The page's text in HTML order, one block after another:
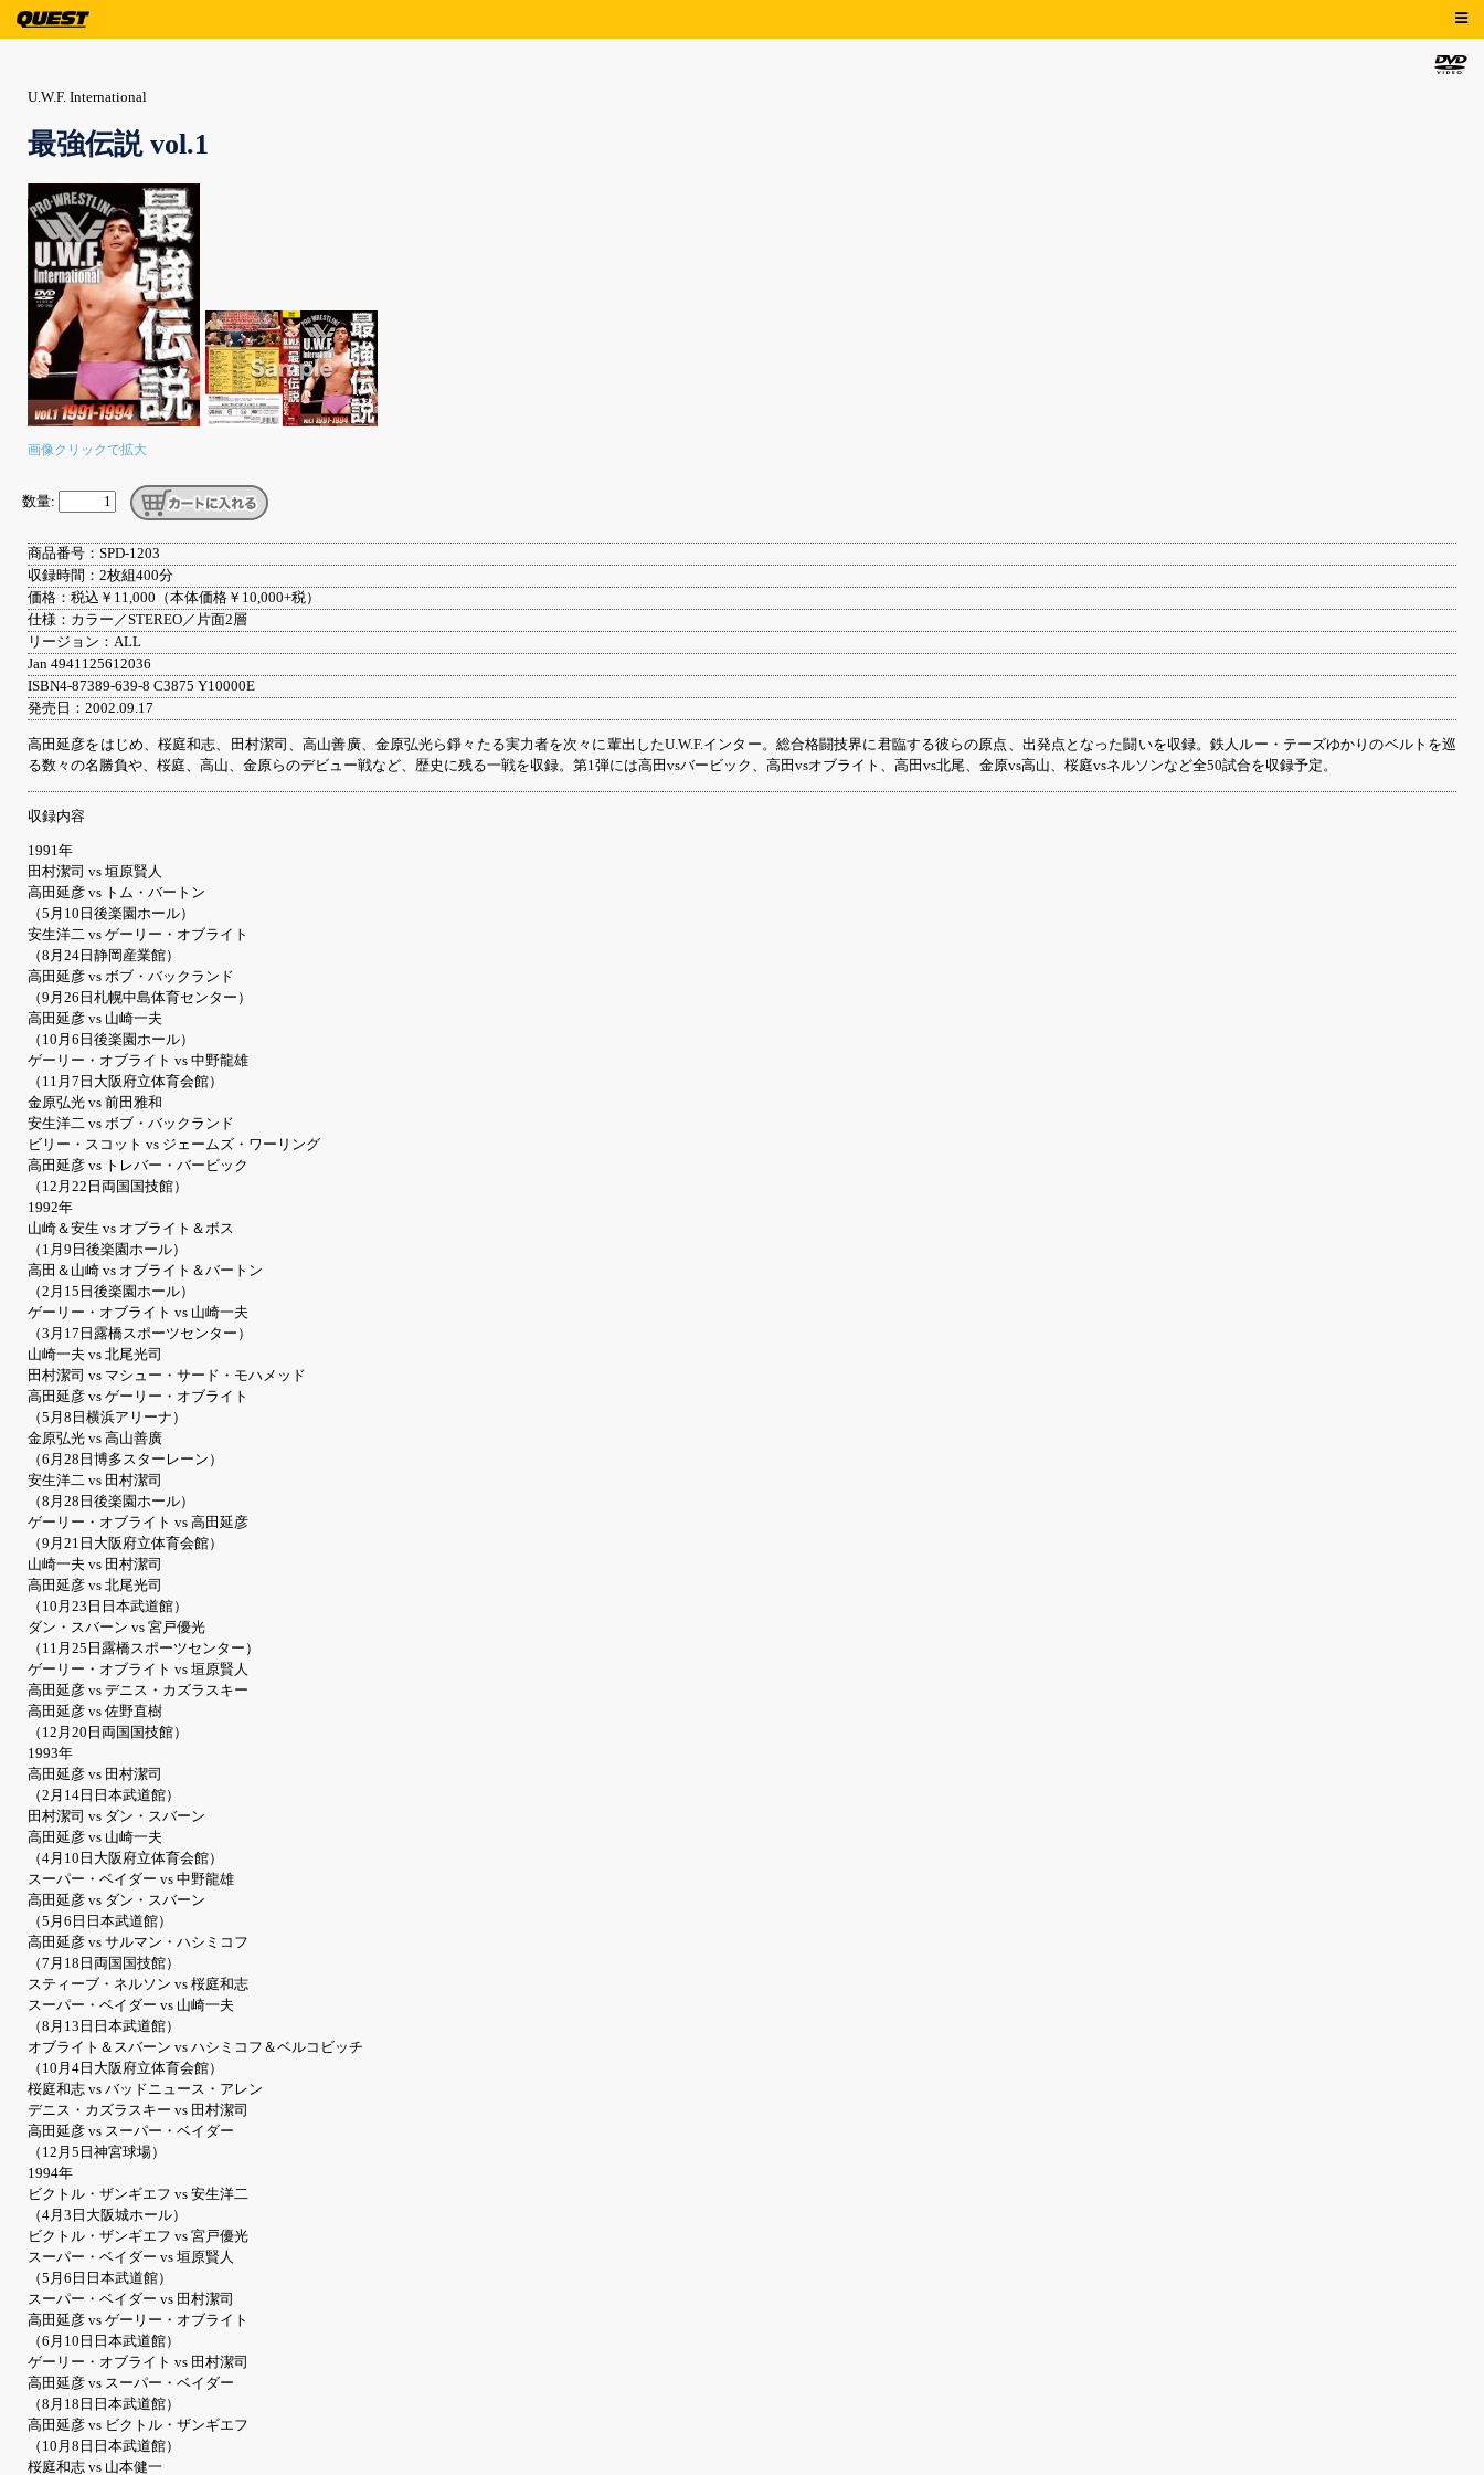
U.W.F. International
最強伝説 vol.1
画像クリックで拡大
数量:
商品番号：SPD-1203
収録時間：2枚組400分
価格：税込￥11,000（本体価格￥10,000+税）
仕様：カラー／STEREO／片面2層
リージョン：ALL
Jan 4941125612036
ISBN4-87389-639-8 C3875 Y10000E
発売日：2002.09.17
高田延彦をはじめ、桜庭和志、田村潔司、高山善廣、金原弘光ら錚々たる実力者を次々に輩出したU.W.F.インター。総合格闘技界に君臨する彼らの原点、出発点となった闘いを収録。鉄人ルー・テーズゆかりのベルトを巡
る数々の名勝負や、桜庭、高山、金原らのデビュー戦など、歴史に残る一戦を収録。第1弾には高田vsバービック、高田vsオブライト、高田vs北尾、金原vs高山、桜庭vsネルソンなど全50試合を収録予定。
収録内容
1991年
田村潔司 vs 垣原賢人
高田延彦 vs トム・バートン
（5月10日後楽園ホール）
安生洋二 vs ゲーリー・オブライト
（8月24日静岡産業館）
高田延彦 vs ボブ・バックランド
（9月26日札幌中島体育センター）
高田延彦 vs 山崎一夫
（10月6日後楽園ホール）
ゲーリー・オブライト vs 中野龍雄
（11月7日大阪府立体育会館）
金原弘光 vs 前田雅和
安生洋二 vs ボブ・バックランド
ビリー・スコット vs ジェームズ・ワーリング
高田延彦 vs トレバー・バービック
（12月22日両国国技館）
1992年
山崎＆安生 vs オブライト＆ボス
（1月9日後楽園ホール）
高田＆山崎 vs オブライト＆バートン
（2月15日後楽園ホール）
ゲーリー・オブライト vs 山崎一夫
（3月17日露橋スポーツセンター）
山崎一夫 vs 北尾光司
田村潔司 vs マシュー・サード・モハメッド
高田延彦 vs ゲーリー・オブライト
（5月8日横浜アリーナ）
金原弘光 vs 高山善廣
（6月28日博多スターレーン）
安生洋二 vs 田村潔司
（8月28日後楽園ホール）
ゲーリー・オブライト vs 高田延彦
（9月21日大阪府立体育会館）
山崎一夫 vs 田村潔司
高田延彦 vs 北尾光司
（10月23日日本武道館）
ダン・スバーン vs 宮戸優光
（11月25日露橋スポーツセンター）
ゲーリー・オブライト vs 垣原賢人
高田延彦 vs デニス・カズラスキー
高田延彦 vs 佐野直樹
（12月20日両国国技館）
1993年
高田延彦 vs 田村潔司
（2月14日日本武道館）
田村潔司 vs ダン・スバーン
高田延彦 vs 山崎一夫
（4月10日大阪府立体育会館）
スーパー・ベイダー vs 中野龍雄
高田延彦 vs ダン・スバーン
（5月6日日本武道館）
高田延彦 vs サルマン・ハシミコフ
（7月18日両国国技館）
スティーブ・ネルソン vs 桜庭和志
スーパー・ベイダー vs 山崎一夫
（8月13日日本武道館）
オブライト＆スバーン vs ハシミコフ＆ベルコビッチ
（10月4日大阪府立体育会館）
桜庭和志 vs バッドニュース・アレン
デニス・カズラスキー vs 田村潔司
高田延彦 vs スーパー・ベイダー
（12月5日神宮球場）
1994年
ビクトル・ザンギエフ vs 安生洋二
（4月3日大阪城ホール）
ビクトル・ザンギエフ vs 宮戸優光
スーパー・ベイダー vs 垣原賢人
（5月6日日本武道館）
スーパー・ベイダー vs 田村潔司
高田延彦 vs ゲーリー・オブライト
（6月10日日本武道館）
ゲーリー・オブライト vs 田村潔司
高田延彦 vs スーパー・ベイダー
（8月18日日本武道館）
高田延彦 vs ビクトル・ザンギエフ
（10月8日日本武道館）
桜庭和志 vs 山本健一